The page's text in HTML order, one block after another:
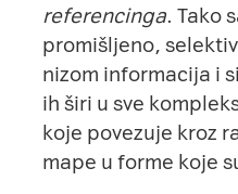
referencinga. Tako
promišljeno,
nizom informacija i
ih širi u sve
koje povezuje kroz
mape u forme koje